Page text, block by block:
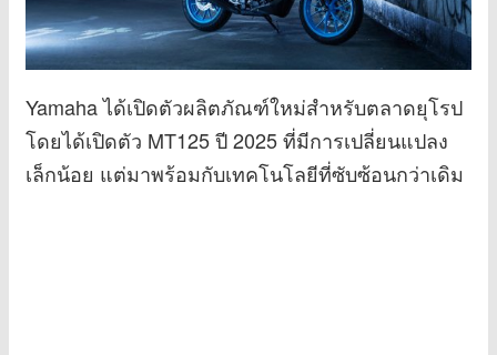
Yamaha ได้เปิดตัวผลิตภัณฑ์ใหม่สำหรับตลาดยุโรป
โดยได้เปิดตัว MT125 ปี 2025 ที่มีการเปลี่ยนแปลง
เล็กน้อย แต่มาพร้อมกับเทคโนโลยีที่ซับซ้อนกว่าเดิม